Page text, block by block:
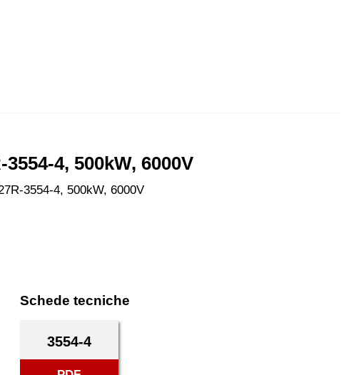
4, 500kW, 6000V
3554-4, 500kW, 6000V
Schede tecniche
3554-4